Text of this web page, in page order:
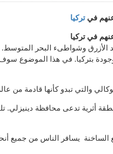
تركيا
وشواطىء البحر المتوسط.
بتركيا. في هذا الموضوع سوف
والتي تبدو كأنها قادمة من
أثرية تدعى محافظة دينيزلي.
الساخنة يسافر الناس من جميع